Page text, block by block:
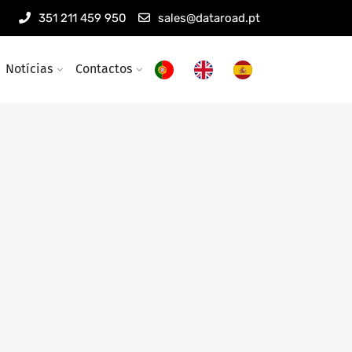
351 211 459 950 sales@dataroad.pt
Notícias Contactos